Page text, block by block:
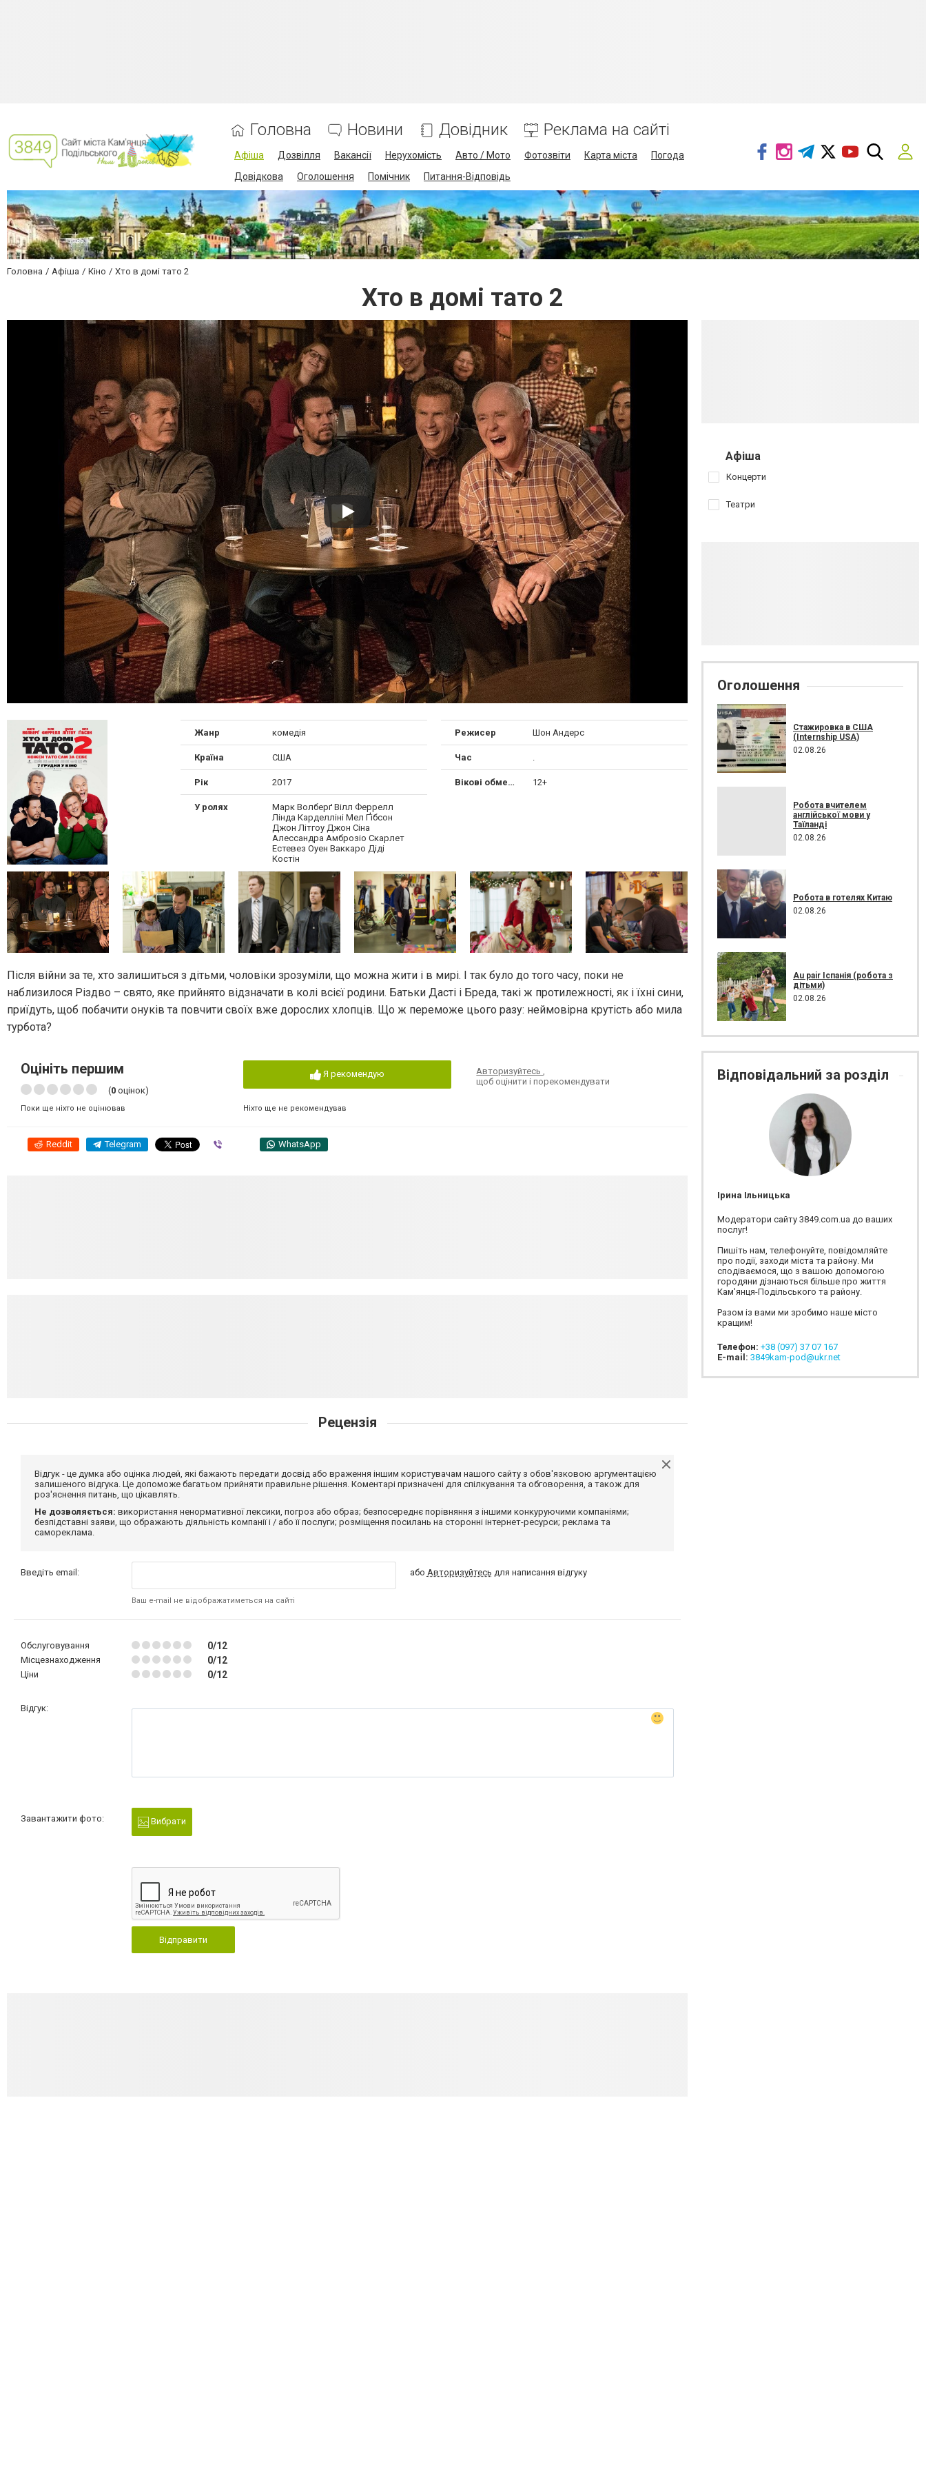
Головна Новини Довідник Реклама на сайті
Афіша Дозвілля Вакансії Нерухомість Авто / Мото Фотозвіти Карта міста
Погода
Довідкова
Оголошення Помічник Питання-Відповідь
Головна Афіша Кіно Хто в домі тато 2
Хто в домі тато 2
Жанр комедія
Країна США
Рік 2017
У ролях
Марк Волберґ Вілл Феррелл
Лінда Карделліні Мел Ґібсон
Джон Літгоу Джон Сіна
Алессандра Амброзіо Скарлет
Естевез Оуен Ваккаро Діді
Костін
Режисер Шон Андерс
Час
Вікові обмеження 12+
Після війни за те, хто залишиться з дітьми, чоловіки зрозуміли, що можна жити і в мирі. І так було до того часу, поки не
наблизилося Різдво – свято, яке прийнято відзначати в колі всієї родини. Батьки Дасті і Бреда, такі ж протилежності, як і їхні сини,
приїдуть, щоб побачити онуків та повчити своїх вже дорослих хлопців. Що ж переможе цього разу: неймовірна крутість або мила
турбота?
Оцініть першим
(0 оцінок)
Поки ще ніхто не оцінював
Я рекомендую
Ніхто ще не рекомендував
Авторизуйтесь,
щоб оцінити і порекомендувати
Reddit Telegram WhatsApp
Рецензія
Відгук - це думка або оцінка людей, які бажають передати досвід або враження іншим користувачам нашого сайту з обов'язковою аргументацією
залишеного відгука. Це допоможе багатьом прийняти правильне рішення. Коментарі призначені для спілкування та обговорення, а також для
роз'яснення питань, що цікавлять.
Не дозволяється: використання ненормативної лексики, погроз або образ; безпосереднє порівняння з іншими конкуруючими компаніями;
безпідставні заяви, що ображають діяльність компанії і / або її послуги; розміщення посилань на сторонні інтернет-ресурси; реклама та
самореклама.
Введіть email:
Ваш e-mail не відображатиметься на сайті
або Авторизуйтесь для написання відгуку
Обслуговування 0/12
Місцезнаходження 0/12
Ціни 0/12
Відгук:
Завантажити фото: Вибрати
Відправити
Афіша
Концерти
Театри
Оголошення
Стажировка в США
(Internship USA)
02.08.26
Робота вчителем
англійської мови у
Таїланді
02.08.26
Робота в готелях Китаю
02.08.26
Au pair Іспанія (робота з
дітьми)
02.08.26
Відповідальний за розділ
Ірина Ільницька
Модератори сайту 3849.com.ua до ваших
послуг!
Пишіть нам, телефонуйте, повідомляйте
про події, заходи міста та району. Ми
сподіваємося, що з вашою допомогою
городяни дізнаються більше про життя
Кам'янця-Подільського та району.
Разом із вами ми зробимо наше місто
кращим!
Телефон: +38 (097) 37 07 167
E-mail: 3849kam-pod@ukr.net